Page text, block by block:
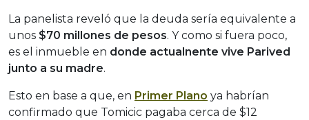
La panelista reveló que la deuda sería equivalente a
unos $70 millones de pesos. Y como si fuera poco,
es el inmueble en donde actualnente vive Parived
junto a su madre.
Esto en base a que, en Primer Plano ya habrían
confirmado que Tomicic pagaba cerca de $12